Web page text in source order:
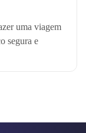
uma viagem
segura e